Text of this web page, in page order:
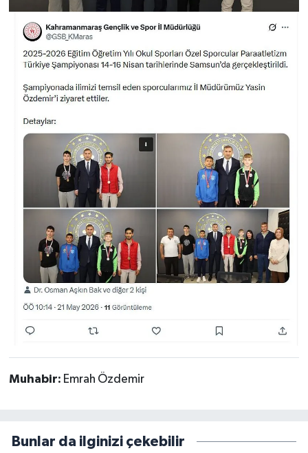
Muhabir: Emrah Özdemir
Bunlar da ilginizi çekebilir